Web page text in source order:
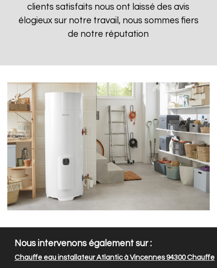
clients satisfaits nous ont laissé des avis
élogieux sur notre travail, nous sommes fiers
de notre réputation
Nous intervenons également sur :
Chauffe eau installateur Atlantic à Vincennes 94300Chauffe